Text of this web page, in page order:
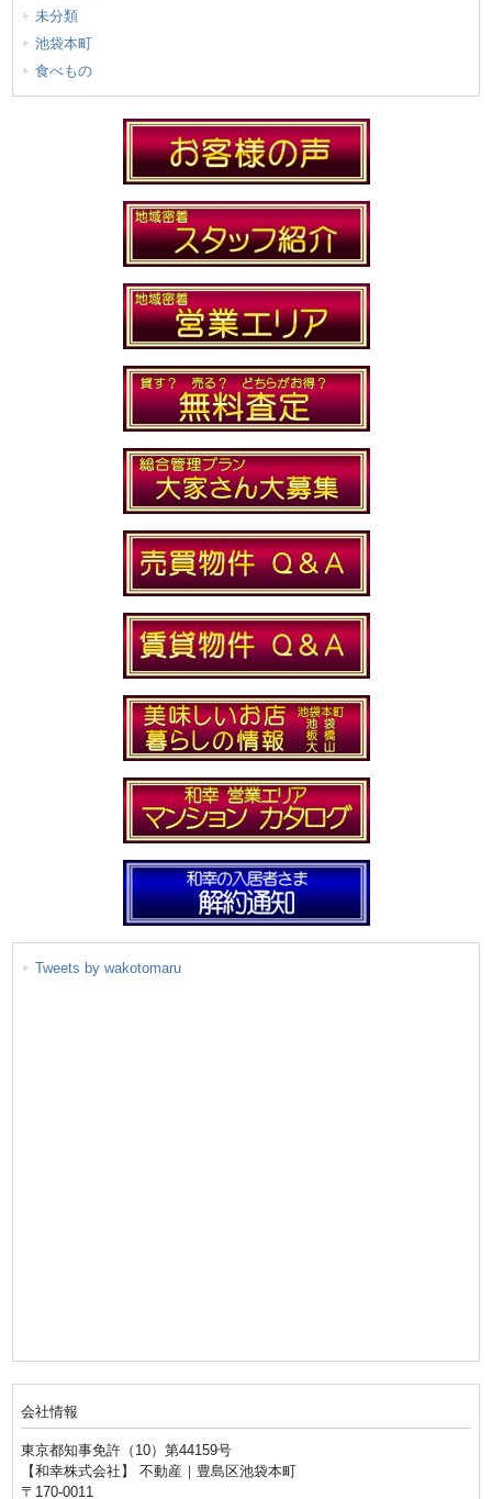
未分類
池袋本町
食べもの
Tweets by wakotomaru
会社情報
東京都知事免許（10）第44159号
【和幸株式会社】 不動産｜豊島区池袋本町
〒170-0011